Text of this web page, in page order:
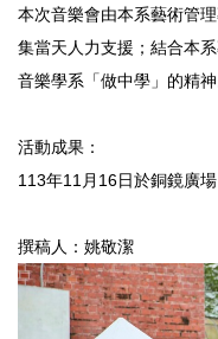
本次音樂會由本系藝術管
集當天人力支援；結合本
音樂學系「做中學」的精神
活動成果：
113年11月16日於銅鏡廣場
撰稿人：姚敬潔